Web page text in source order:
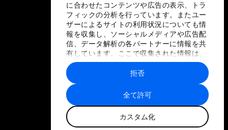
に合わせたコンテンツや広告の表示、トラ
フィックの分析を行っています。またユー
ザーによるサイトの利用状況についても情
報を収集し、ソーシャルメディアや広告配
信、データ解析の各パートナーに情報を共
有しています。ここで収集された情報は、
ユーザーが各パートナーに提供した他の情
報や各パートナーのサービスを使用した際
に収集された情報と組み合わされ、各パー
トナーによって使用されることがありま
す。
全て許可
カスタム化
拒否